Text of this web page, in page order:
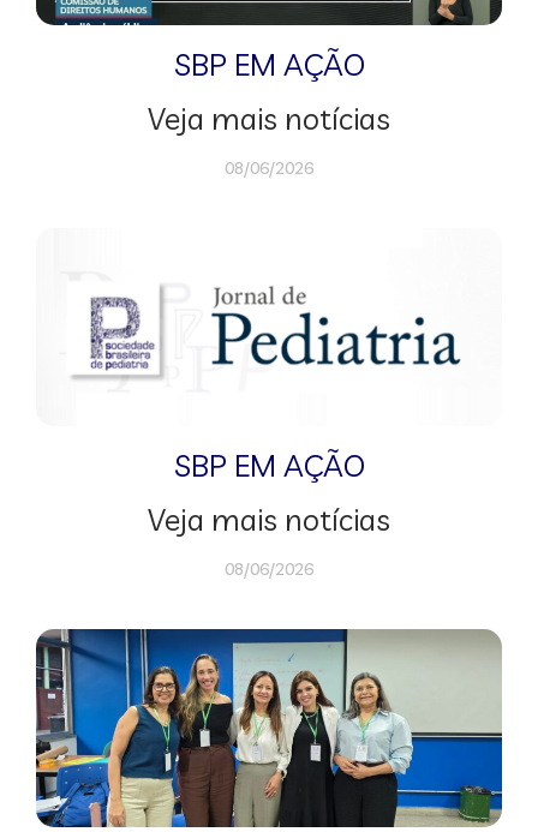
SBP EM AÇÃO
Veja mais notícias
08/06/2026
SBP EM AÇÃO
Veja mais notícias
08/06/2026